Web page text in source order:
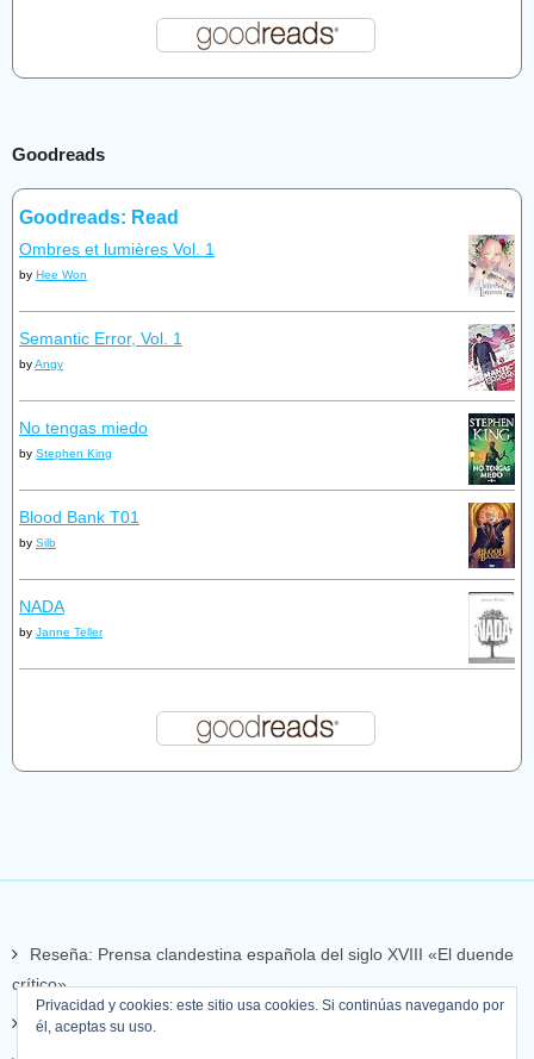
Privacidad y cookies: este sitio usa cookies. Si continúas navegando por
él, aceptas su uso.
Goodreads
Goodreads: Read
Ombres et lumières Vol. 1
by Hee Won
Semantic Error, Vol. 1
byAngy
No tengas miedo
by Stephen King
Blood Bank T01
by Silb
NADA
by Janne Teller
Reseña: Prensa clandestina española del siglo XVIII «El duende
crítico»
Reseña: Elsewhere, de William Peter Blatty